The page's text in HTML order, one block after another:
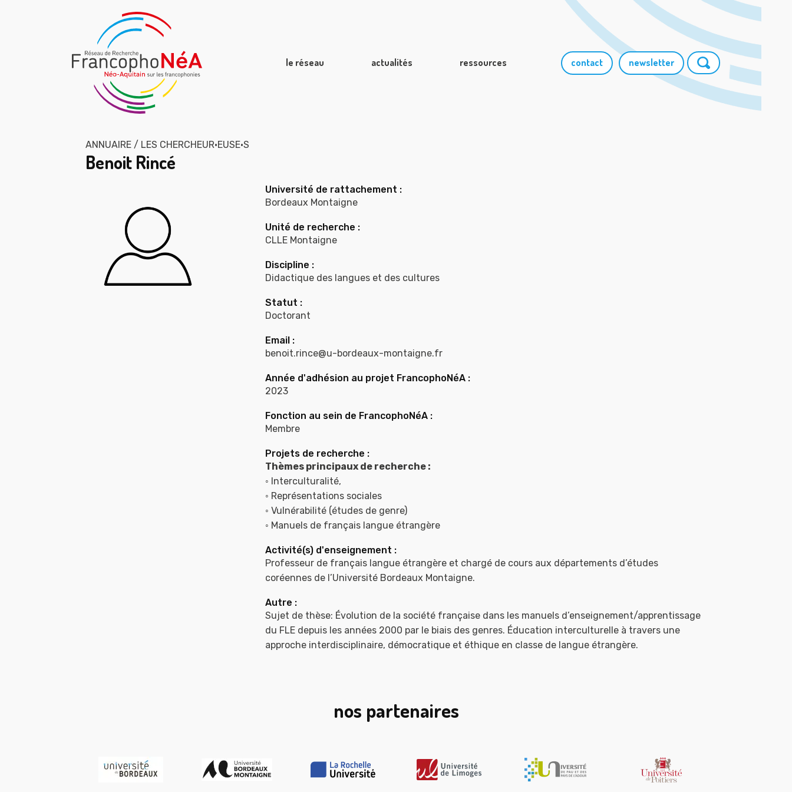
le réseau actualités ressources contact newsletter
ANNUAIRE / LES CHERCHEUR·EUSE·S
Benoit Rincé
Université de rattachement :
Bordeaux Montaigne
Unité de recherche :
CLLE Montaigne
Discipline :
Didactique des langues et des cultures
Statut :
Doctorant
Email :
benoit.rince@u-bordeaux-montaigne.fr
Année d'adhésion au projet FrancophoNéA :
2023
Fonction au sein de FrancophoNéA :
Membre
Projets de recherche :
Thèmes principaux de recherche :
◦ Interculturalité,
◦ Représentations sociales
◦ Vulnérabilité (études de genre)
◦ Manuels de français langue étrangère
Activité(s) d'enseignement :
Professeur de français langue étrangère et chargé de cours aux départements d’études
coréennes de l’Université Bordeaux Montaigne.
Autre :
Sujet de thèse: Évolution de la société française dans les manuels d’enseignement/apprentissage
du FLE depuis les années 2000 par le biais des genres. Éducation interculturelle à travers une
approche interdisciplinaire, démocratique et éthique en classe de langue étrangère.
nos partenaires